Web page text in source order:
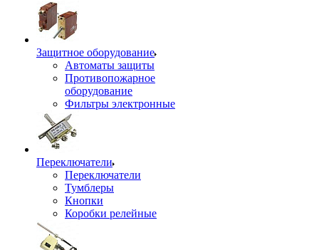
Защитное оборудование
Автоматы защиты
Противопожарное
оборудование
Фильтры электронные
Переключатели
Переключатели
Тумблеры
Кнопки
Коробки релейные